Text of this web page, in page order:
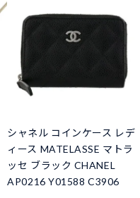
シャネル コインケース レデ
ィース MATELASSE マトラ
ッセ ブラック CHANEL
AP0216 Y01588 C3906